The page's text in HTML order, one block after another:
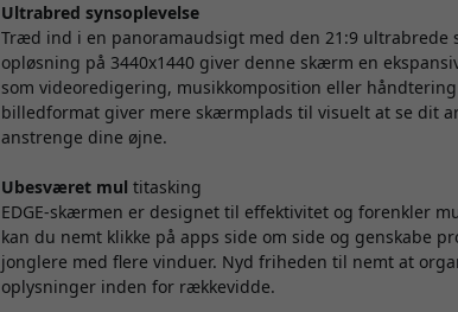
Ultrabred synsoplevelse
Træd ind i en panoramaudsigt med den 21:9 ultrabrede
opløsning på 3440x1440 giver denne skærm en
som videoredigering, musikkomposition eller
billedformat giver mere skærmplads til visuelt at se dit
anstrenge dine øjne.
Ubesværet mul titasking
EDGE-skærmen er designet til effektivitet og forenkler
kan du nemt klikke på apps side om side og genskabe
jonglere med flere vinduer. Nyd friheden til nemt at
oplysninger inden for rækkevidde.